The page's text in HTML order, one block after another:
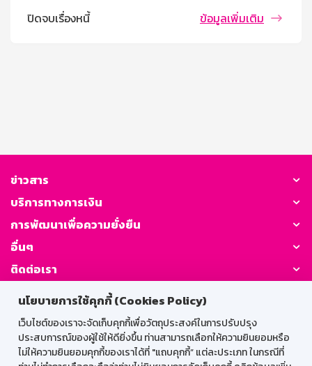
นโยบายการใช้คุกกี้ (Cookies Policy)
เว็บไซต์ของเราจะจัดเก็บคุกกี้เพื่อวัตถุประสงค์ในการปรับปรุง
ประสบการณ์ของผู้ใช้ให้ดียิ่งขึ้น ท่านสามารถเลือกให้ความยินยอมหรือ
ไม่ให้ความยินยอมคุกกี้ของเราได้ที่ "แถบคุกกี้” แต่ละประเภท ในกรณีที่
ปิดจบเรื่องหนี้
ข้อมูลเพิ่มเติม
ข่าวสาร
บริการทางการเงิน
การพัฒนาเพื่อความยั่งยืน
อื่นๆ
ติดต่อเรา
GSB Society:
สำหรับพนักงาน